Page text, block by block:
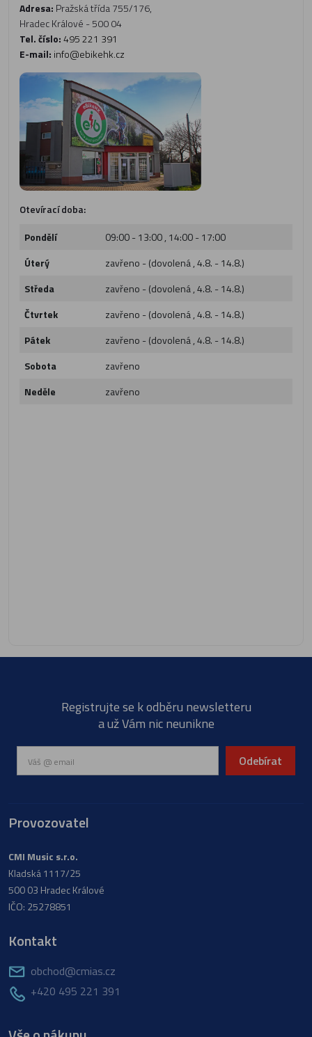
Adresa: Pražská třída 755/176,
Hradec Králové - 500 04
Tel. číslo:495 221 391
E-mail: info@ebikehk.cz
Otevírací doba:
Pondělí
09:00 - 13:00 , 14:00 - 17:00
Úterý
zavřeno - (dovolená , 4.8. - 14.8.)
Středa
zavřeno - (dovolená , 4.8. - 14.8.)
Čtvrtek
zavřeno - (dovolená , 4.8. - 14.8.)
Pátek
zavřeno - (dovolená , 4.8. - 14.8.)
Sobota
zavřeno
Neděle
zavřeno
Registrujte se k odběru newsletteru
a už Vám nic neunikne
Odebírat
Provozovatel
CMI Music s.r.o.
Kladská 1117/25
500 03 Hradec Králové
IČO: 25278851
Kontakt
obchod@cmias.cz
+420 495 221 391